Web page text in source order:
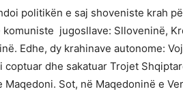
politikën e saj shoveniste krah
jugosllave: Slloveninë,
Edhe, dy krahinave autonome:
coptuar dhe sakatuar Trojet
Sot, në Maqedoninë e